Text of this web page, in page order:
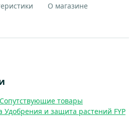
О магазине
товары
и защита растений FYP